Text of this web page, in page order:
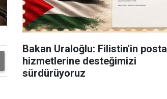
Bakan Uraloğlu: Filistin'in posta
hizmetlerine desteğimizi
sürdürüyoruz